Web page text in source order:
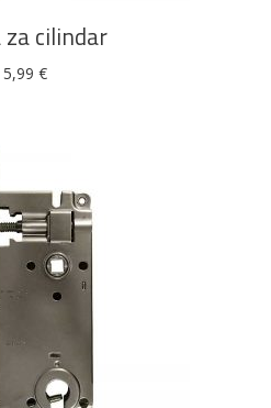
za cilindar
5,99 €
U KOŠARICU